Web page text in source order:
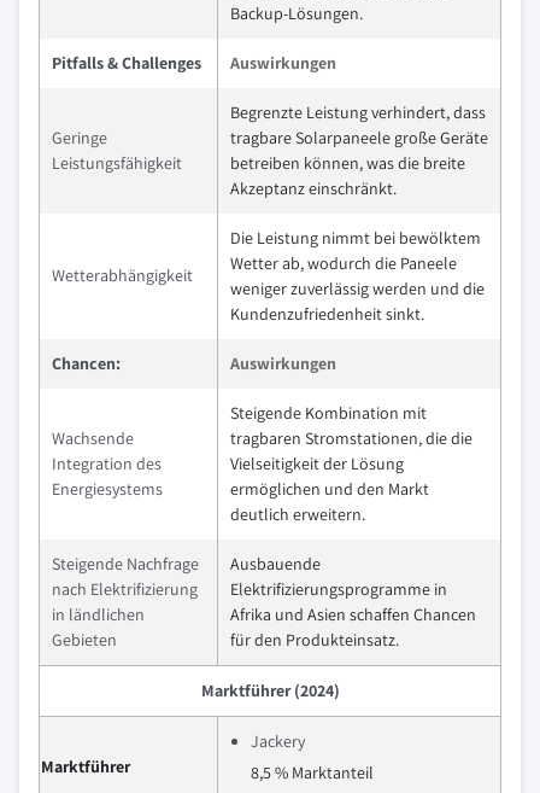
Backup-Lösungen.
Pitfalls & Challenges Auswirkungen
Geringe
Leistungsfähigkeit
Begrenzte Leistung verhindert, dass
tragbare Solarpaneele große Geräte
betreiben können, was die breite
Akzeptanz einschränkt.
Wetterabhängigkeit
Die Leistung nimmt bei bewölktem
Wetter ab, wodurch die Paneele
weniger zuverlässig werden und die
Kundenzufriedenheit sinkt.
Chancen: Auswirkungen
Wachsende
Integration des
Energiesystems
Steigende Kombination mit
tragbaren Stromstationen, die die
Vielseitigkeit der Lösung
ermöglichen und den Markt
deutlich erweitern.
Steigende Nachfrage
nach Elektrifizierung
in ländlichen
Gebieten
Ausbauende
Elektrifizierungsprogramme in
Afrika und Asien schaffen Chancen
für den Produkteinsatz.
Marktführer (2024)
Marktführer
Jackery
8,5 % Marktanteil